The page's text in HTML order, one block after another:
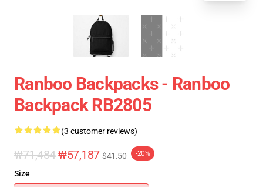
Ranboo Backpacks - Ranboo
Backpack RB2805
(3 customer reviews)
₩71,484₩57,187 $41.50 -20%
Size